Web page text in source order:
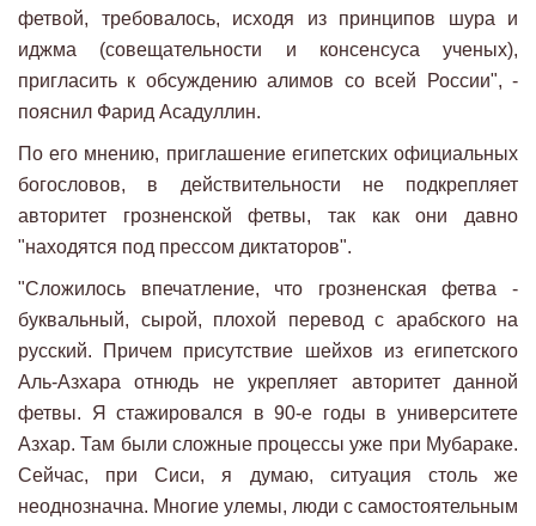
фетвой, требовалось, исходя из принципов шура и
иджма (совещательности и консенсуса ученых),
пригласить к обсуждению алимов со всей России", -
пояснил Фарид Асадуллин.
По его мнению, приглашение египетских официальных
богословов, в действительности не подкрепляет
авторитет грозненской фетвы, так как они давно
"находятся под прессом диктаторов".
"Сложилось впечатление, что грозненская фетва -
буквальный, сырой, плохой перевод с арабского на
русский. Причем присутствие шейхов из египетского
Аль-Азхара отнюдь не укрепляет авторитет данной
фетвы. Я стажировался в 90-е годы в университете
Азхар. Там были сложные процессы уже при Мубараке.
Сейчас, при Сиси, я думаю, ситуация столь же
неоднозначна. Многие улемы, люди с самостоятельным